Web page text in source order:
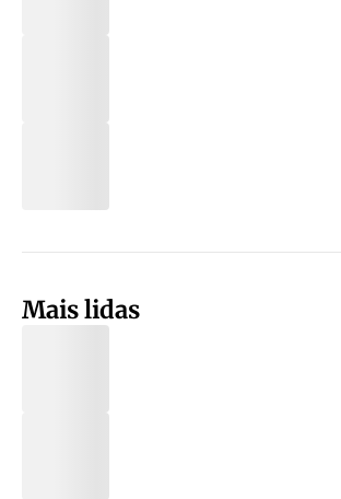
Mais lidas